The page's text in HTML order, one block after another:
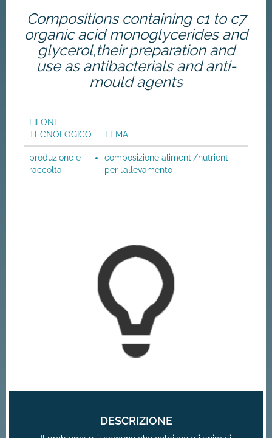
Compositions containing c1 to c7
organic acid monoglycerides and
glycerol,their preparation and
use as antibacterials and anti-
mould agents
FILONE
TECNOLOGICO
TEMA
produzione e
raccolta
composizione alimenti/nutrienti
per l’allevamento
DESCRIZIONE